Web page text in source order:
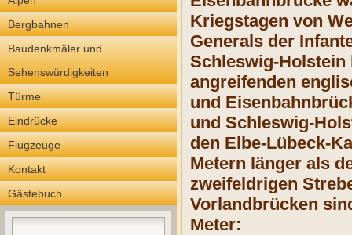
Bergbahnen
Baudenkmäler und
Sehenswürdigkeiten
Türme
Eindrücke
Flugzeuge
Kontakt
Gästebuch
Kriegstagen von
Generals der
Schleswig-Holstein
angreifenden
und
und Schleswig-
den Elbe-Lübeck-
Metern länger als
zweifeldrigen
Vorlandbrücken
Meter: